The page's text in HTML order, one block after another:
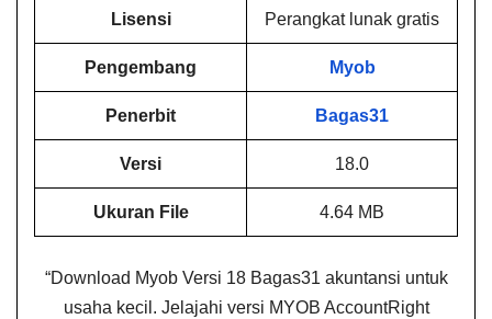
Lisensi Perangkat lunak gratis
Pengembang Myob
Penerbit Bagas31
Versi 18.0
Ukuran File 4.64 MB
“Download Myob Versi 18 Bagas31 akuntansi untuk
usaha kecil. Jelajahi versi MYOB AccountRight